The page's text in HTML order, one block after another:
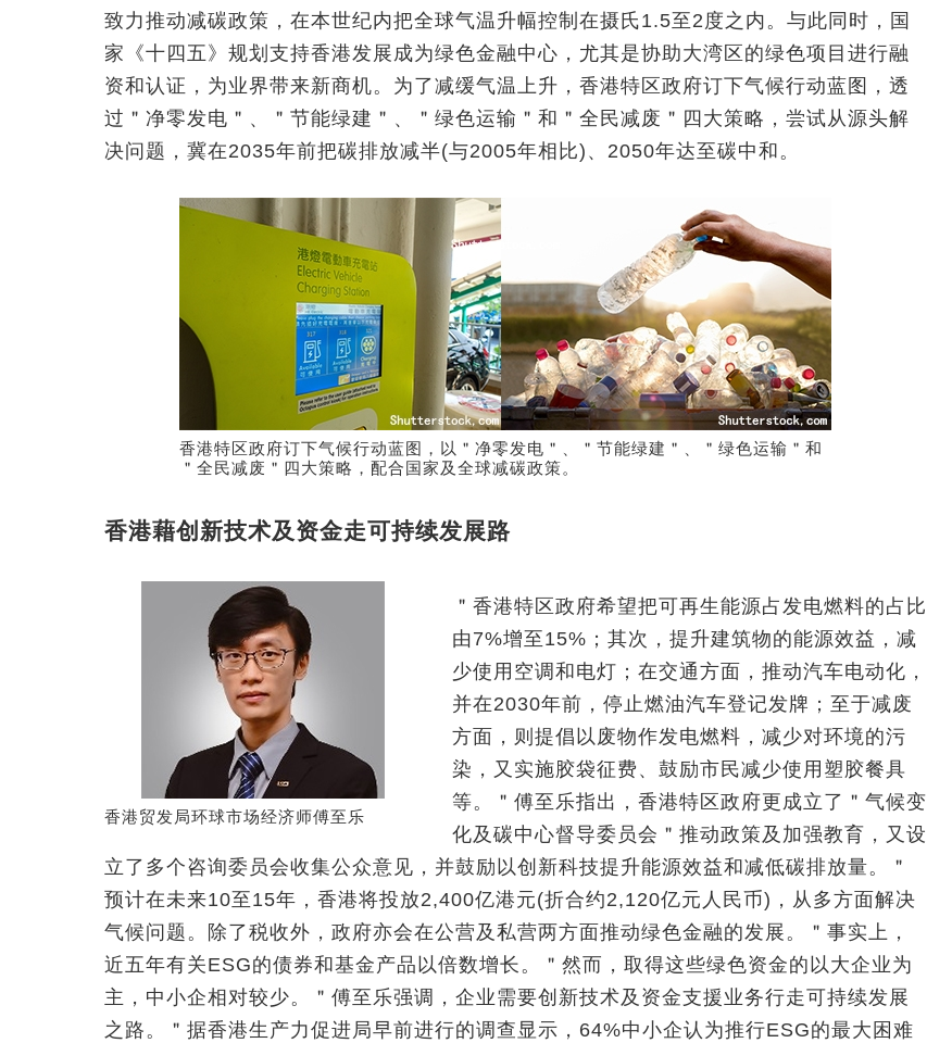
致力推动减碳政策，在本世纪内把全球气温升幅控制在摄氏1.5至2度之内。与此同时，国
家《十四五》规划支持香港发展成为绿色金融中心，尤其是协助大湾区的绿色项目进行融
资和认证，为业界带来新商机。为了减缓气温上升，香港特区政府订下气候行动蓝图，透
过＂净零发电＂、＂节能绿建＂、＂绿色运输＂和＂全民减废＂四大策略，尝试从源头解
决问题，冀在2035年前把碳排放减半(与2005年相比)、2050年达至碳中和。
香港特区政府订下气候行动蓝图，以＂净零发电＂、＂节能绿建＂、＂绿色运输＂和
＂全民减废＂四大策略，配合国家及全球减碳政策。
香港藉创新技术及资金走可持续发展路
香港贸发局环球市场经济师傅至乐
＂香港特区政府希望把可再生能源占发电燃料的占比
由7%增至15%；其次，提升建筑物的能源效益，减
少使用空调和电灯；在交通方面，推动汽车电动化，
并在2030年前，停止燃油汽车登记发牌；至于减废
方面，则提倡以废物作发电燃料，减少对环境的污
染，又实施胶袋征费、鼓励市民减少使用塑胶餐具
等。＂傅至乐指出，香港特区政府更成立了＂气候变
化及碳中心督导委员会＂推动政策及加强教育，又设
立了多个咨询委员会收集公众意见，并鼓励以创新科技提升能源效益和减低碳排放量。＂
预计在未来10至15年，香港将投放2,400亿港元(折合约2,120亿元人民币)，从多方面解决
气候问题。除了税收外，政府亦会在公营及私营两方面推动绿色金融的发展。＂事实上，
近五年有关ESG的债券和基金产品以倍数增长。＂然而，取得这些绿色资金的以大企业为
主，中小企相对较少。＂傅至乐强调，企业需要创新技术及资金支援业务行走可持续发展
之路。＂据香港生产力促进局早前进行的调查显示，64%中小企认为推行ESG的最大困难